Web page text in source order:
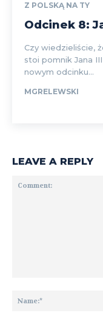
Z POLSKĄ NA TY
Odcinek 8:
Czy wiedzieliście,
stoi pomnik Jana
nowym odcinku...
MGRELEWSKI
LEAVE A REPLY